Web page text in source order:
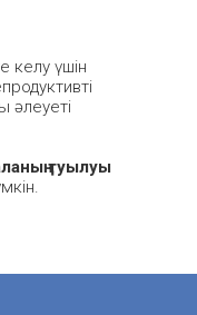
келу үшін
әлеуеті
туылуы